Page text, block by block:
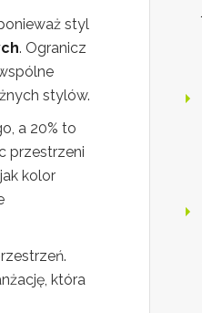
styl
. Ogranicz
stylów.
a 20% to
przestrzeni
kolor
która